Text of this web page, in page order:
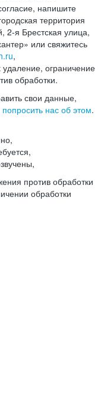
напишите
территория
2-я Брестская улица,
или свяжитесь
,
ограничение
обработки.
свои данные,
попросить нас об этом.
против обработки
обработки